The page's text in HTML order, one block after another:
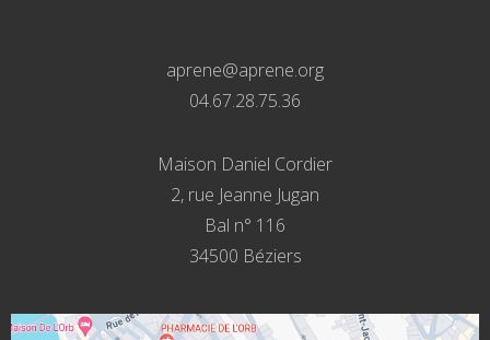
aprene@aprene.org
04.67.28.75.36
Maison Daniel Cordier
2, rue Jeanne Jugan
Bal n° 116
34500 Béziers